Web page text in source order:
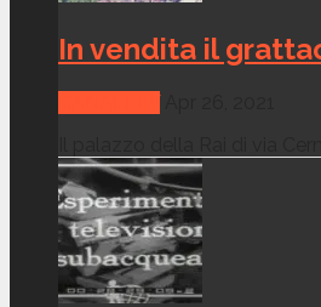
In vendita il